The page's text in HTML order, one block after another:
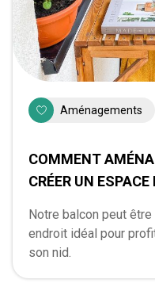
Aménagements
COMMENT
CRÉER UN ESPACE
Notre balcon peut
endroit idéal pour
son nid.